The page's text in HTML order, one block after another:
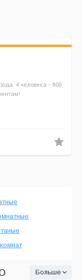
4 человека - 600
Больше